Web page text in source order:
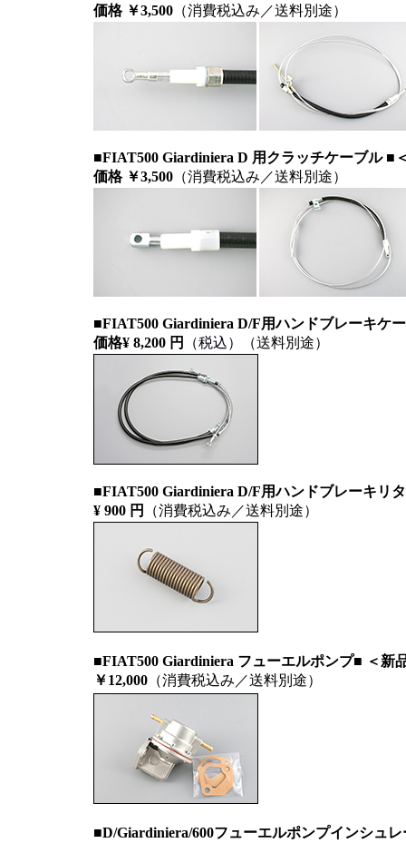
価格 ￥3,500（消費税込み／送料別途）
■FIAT500 Giardiniera D 用クラッチケーブル ■
価格 ￥3,500（消費税込み／送料別途）
■FIAT500 Giardiniera D/F用ハンドブレーキケ
価格¥ 8,200 円 （税込） （送料別途）
■FIAT500 Giardiniera D/F用ハンドブレーキリ
¥ 900 円 （消費税込み／送料別途）
■FIAT500 Giardiniera フューエルポンプ■ ＜新
￥12,000（消費税込み／送料別途）
■D/Giardiniera/600フューエルポンプインシュレ